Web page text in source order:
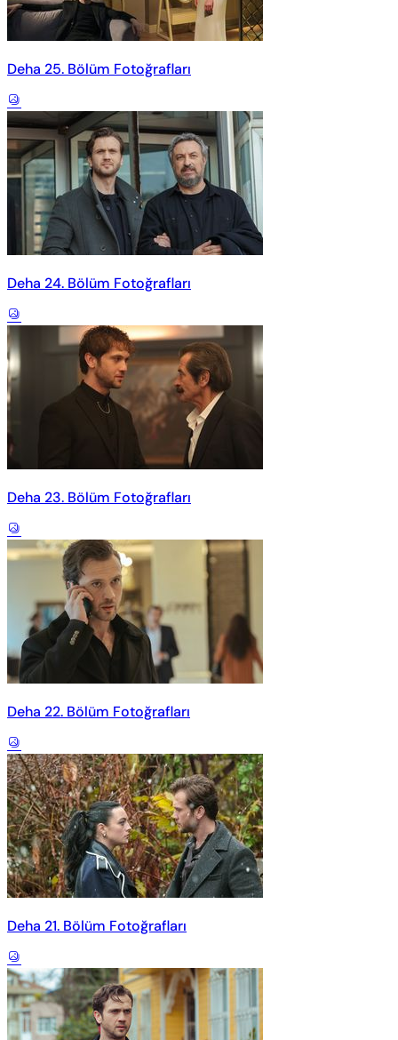
Deha 25. Bölüm Fotoğrafları
Deha 24. Bölüm Fotoğrafları
Deha 23. Bölüm Fotoğrafları
Deha 22. Bölüm Fotoğrafları
Deha 21. Bölüm Fotoğrafları